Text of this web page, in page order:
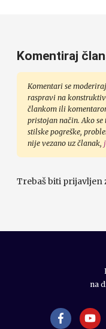
Komentiraj
Komentari se
raspravi na
člankom ili
pristojan način. Ako
stilske pogreške,
nije vezano uz članak,
Trebaš biti prijavljen
na